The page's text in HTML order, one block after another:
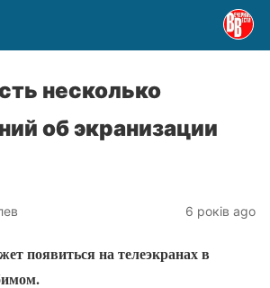
несколько
об экранизации
6 років ago
появиться на телеэкранах в